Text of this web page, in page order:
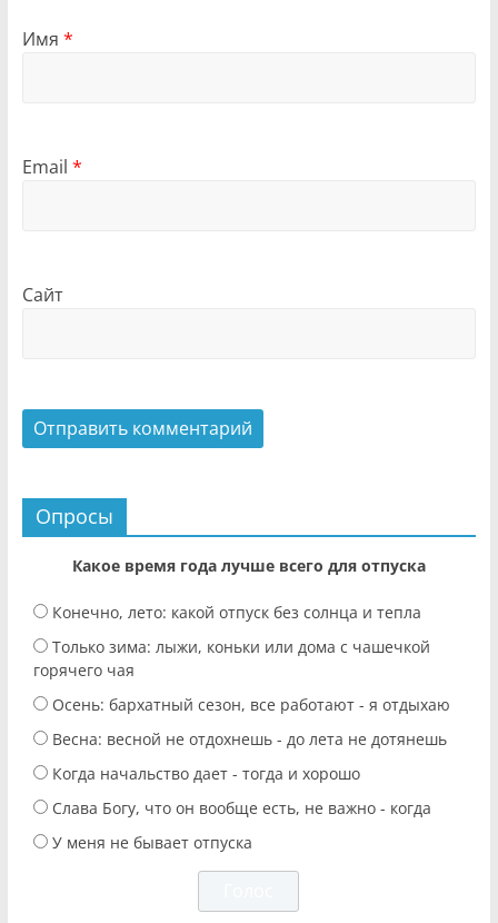
Имя *
Email *
Сайт
Опросы
Какое время года лучше всего для отпуска
Конечно, лето: какой отпуск без солнца и тепла
Только зима: лыжи, коньки или дома с чашечкой
горячего чая
Осень: бархатный сезон, все работают - я отдыхаю
Весна: весной не отдохнешь - до лета не дотянешь
Когда начальство дает - тогда и хорошо
Слава Богу, что он вообще есть, не важно - когда
У меня не бывает отпуска